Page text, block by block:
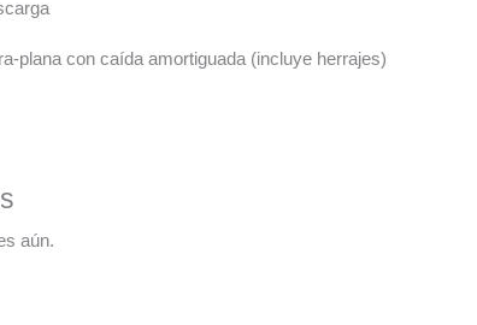
plana con caída amortiguada (incluye herrajes)
aún.